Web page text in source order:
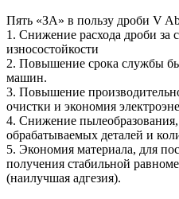
Пять «ЗА» в пользу дроби V
1. Снижение расхода дроби за
износостойкости
2. Повышение срока службы
машин.
3. Повышение
очистки и экономия
4. Снижение
обрабатываемых деталей и
5. Экономия материала, для
получения стабильной
(наилучшая адгезия).